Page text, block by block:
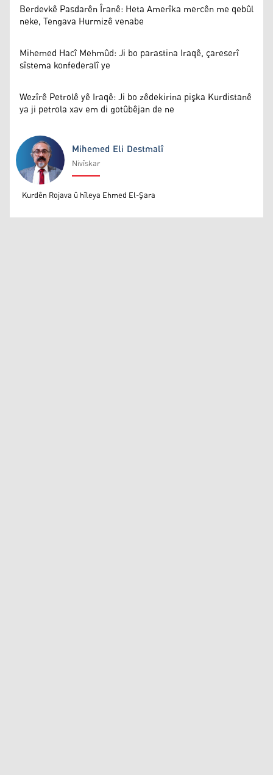
Berdevkê Pasdarên Îranê: Heta Amerîka mercên me qebûl
neke, Tengava Hurmizê venabe
Mihemed Hacî Mehmûd: Ji bo parastina Iraqê, çareserî
sîstema konfederalî ye
Wezîrê Petrolê yê Iraqê: Ji bo zêdekirina pişka Kurdistanê
ya ji petrola xav em di gotûbêjan de ne
Mihemed Eli Destmalî
Mihemed Eli Destmalî
Nivîskar
Kurdên Rojava û hîleya Ehmed El-Şara